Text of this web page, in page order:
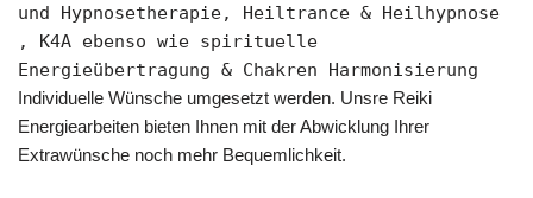
und Hypnosetherapie, Heiltrance & Heilhypnose
, K4A ebenso wie spirituelle
Energieübertragung & Chakren Harmonisierung
Individuelle Wünsche umgesetzt werden. Unsre Reiki
Energiearbeiten bieten Ihnen mit der Abwicklung Ihrer
Extrawünsche noch mehr Bequemlichkeit.